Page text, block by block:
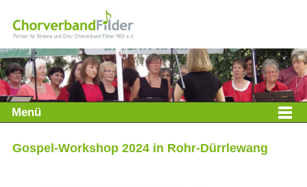
Menü
Gospel-Workshop 2024 in Rohr-Dürrlewang